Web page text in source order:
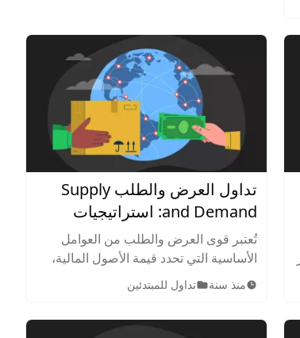
تداول العرض والطلب Supply
and Demand: استراتيجيات
فعالة للمبتدئين والمحترفين
تُعتبر قوى العرض والطلب من العوامل
الأساسية التي تحدد قيمة الأصول المالية،
وخاصة في سوق الأوراق المالية. تعرف
على العرض والطلب في التداول.
منذ سنة تداول للمبتدئين